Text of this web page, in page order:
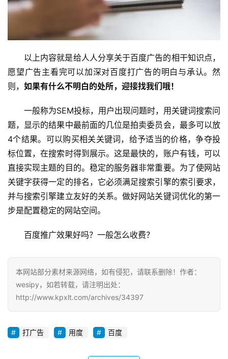
以上内容就是给人人分享关于百度广告的相干知识点，
愿望广告主看完可以加深对百度打广告的明白与承认。然
则， 如果有什么不明白的处所，迎接找我们哦！
一般称为SEM投标，用户出现问题时，用关键词搜索问
题，显示的结果中最前面的几位是拍卖委员会，最多可以放
4个结果。可以购买相关关键词，给予适当的价格，争夺投
标位置，在搜索时得到展示。这是最快的，账户有钱，可以
直接实现主题的目的。稳定的服务器非常重要。为了使网站
关键字获得一定的排名，它必须满足搜索引擎的索引要求，
并与搜索引擎建立友好的关系。做好网站关键词优化的第一
步是配置稳定的网站空间。
百度推广效果好吗？一般怎么收费？
本网站部分素材来源网络，如有侵犯，请联系删除！作者：
wesipy，如若转载，请注明出处：
http://www.kpxlt.com/archives/34397
打广告 用度 百度